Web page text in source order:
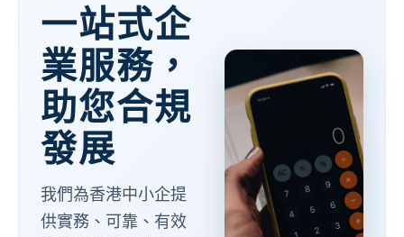
一站式企
業服務，
助您合規
發展
我們為香港中小企提
供實務、可靠、有效